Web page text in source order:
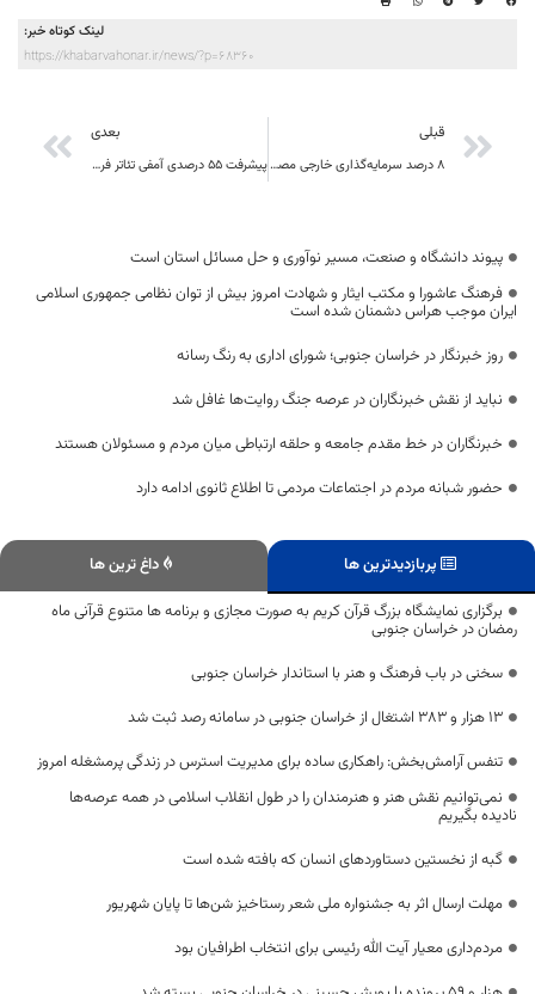
لینک کوتاه خبر:
https://khabarvahonar.ir/news/?p=68360
قبلی
۸ درصد سرمایه‌گذاری خارجی مصوب در خراسان جنوبی جذب شد
بعدی
پیشرفت ۵۵ درصدی آمفی تئاتر فرزان،نیاز اعتباری بیش از ۱۳ میلیارد تومانی برای تکمیل و تجهیز سالن
پیوند دانشگاه و صنعت، مسیر نوآوری و حل مسائل استان است
فرهنگ عاشورا و مکتب ایثار و شهادت امروز بیش از توان نظامی جمهوری اسلامی
ایران موجب هراس دشمنان شده است
روز خبرنگار در خراسان جنوبی؛ شورای اداری به رنگ رسانه
نباید از نقش خبرنگاران در عرصه جنگ روایت‌ها غافل شد
خبرنگاران در خط مقدم جامعه و حلقه ارتباطی میان مردم و مسئولان هستند
حضور شبانه مردم در اجتماعات مردمی تا اطلاع ثانوی ادامه دارد
پربازدیدترین ها
داغ ترین ها
برگزاری نمایشگاه بزرگ قرآن کریم به صورت مجازی و برنامه ها متنوع قرآنی ماه
رمضان در خراسان جنوبی
سخنی در باب فرهنگ و هنر با استاندار خراسان جنوبی
۱۳ هزار و ۳۸۳ اشتغال از خراسان جنوبی در سامانه رصد ثبت شد
تنفس آرامش‌بخش: راهکاری ساده برای مدیریت استرس در زندگی پرمشغله امروز
نمی‌توانیم نقش هنر و هنرمندان را در طول انقلاب اسلامی در همه عرصه‌ها
نادیده بگیریم
گبه‌ از نخستین دستاوردهای انسان که بافته شده است
مهلت ارسال اثر به جشنواره ملی شعر رستاخیز شن‌ها تا پایان شهریور
مردم‌داری معیار آیت الله رئیسی برای انتخاب اطرافیان بود